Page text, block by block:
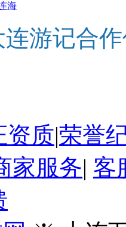
海
连游记合
资质|荣誉
家服务| 客